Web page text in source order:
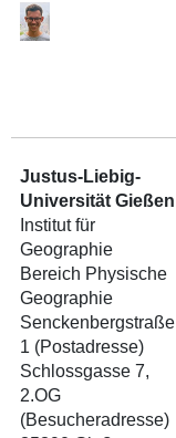
Justus-Liebig-
Universität Gießen
Institut für
Geographie
Bereich Physische
Geographie
Senckenbergstraße
1 (Postadresse)
Schlossgasse 7,
2.OG
(Besucheradresse)